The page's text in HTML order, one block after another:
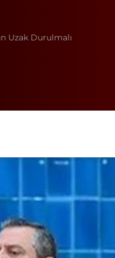
Uzak Durulmalı